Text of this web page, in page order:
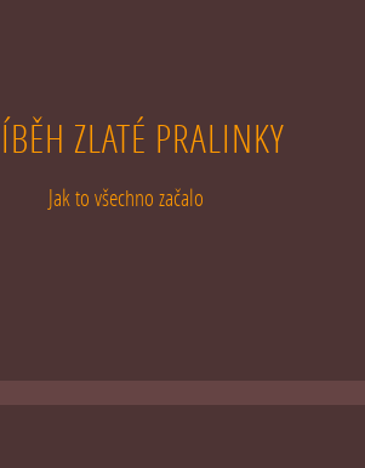
ZLATÉ PRALINKY
Jak to všechno začalo